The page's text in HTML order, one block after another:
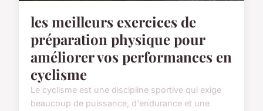
les meilleurs exercices de
préparation physique pour
améliorer vos performances en
cyclisme
Le cyclisme est une discipline sportive qui exige
beaucoup de puissance, d'endurance et une